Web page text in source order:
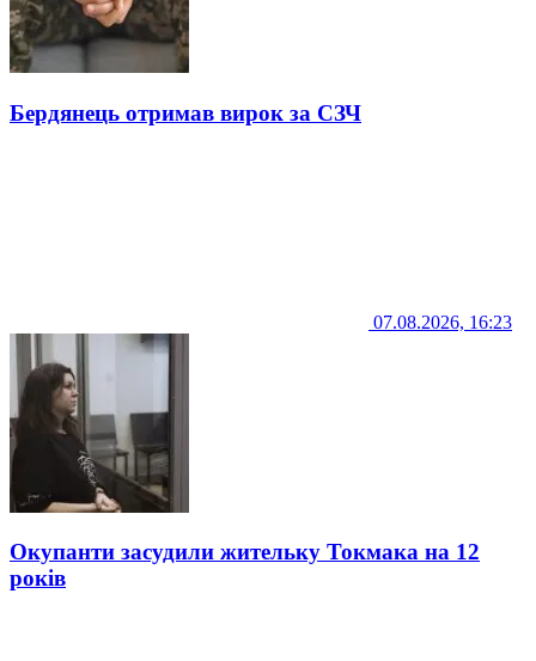
Бердянець отримав вирок за СЗЧ
07.08.2026, 16:23
Окупанти засудили жительку Токмака на 12
років